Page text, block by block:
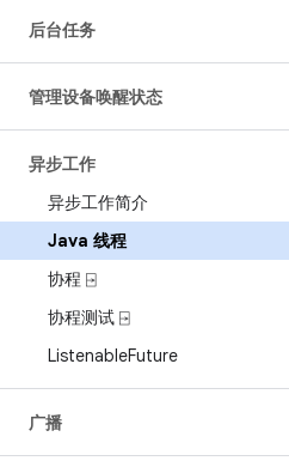
后台任务
管理设备唤醒状态
异步工作
异步工作简介
Java 线程
协程 ⍈
协程测试 ⍈
ListenableFuture
广播